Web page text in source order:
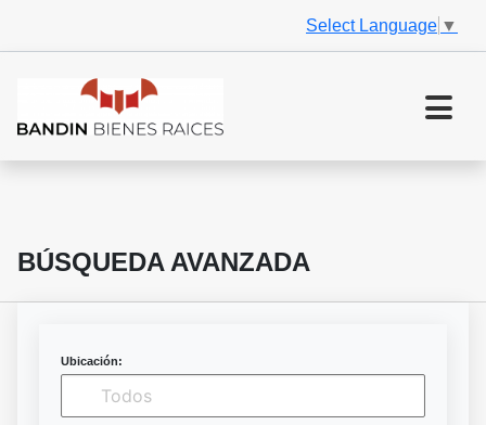
Select Language ▼
BÚSQUEDA AVANZADA
Ubicación: